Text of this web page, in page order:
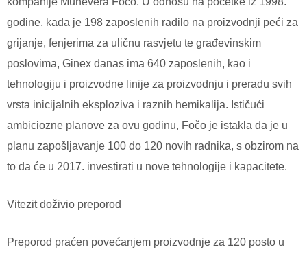
godine, kada je 198 zaposlenih radilo na proizvodnji peći za
grijanje, fenjerima za uličnu rasvjetu te građevinskim
poslovima, Ginex danas ima 640 zaposlenih, kao i
tehnologiju i proizvodne linije za proizvodnju i preradu svih
vrsta inicijalnih eksploziva i raznih hemikalija. Ističući
ambiciozne planove za ovu godinu, Fočo je istakla da je u
planu zapošljavanje 100 do 120 novih radnika, s obzirom na
to da će u 2017. investirati u nove tehnologije i kapacitete.
Vitezit doživio preporod
Preporod praćen povećanjem proizvodnje za 120 posto u